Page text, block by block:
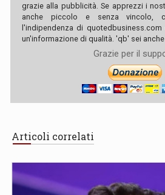
grazie alla pubblicità. Se apprezzi i
anche piccolo e senza vincolo,
l'indipendenza di
un'informazione di qualità. 'qb' sei anche
Grazie per il
Articoli correlati